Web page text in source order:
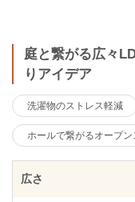
庭と繋がる広々
りアイデア
洗濯物のストレス軽減
ホールで繋がるオープ
広さ